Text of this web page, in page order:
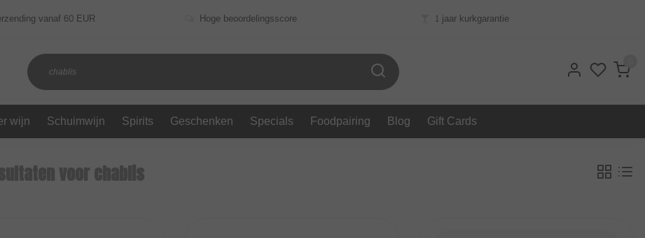
vanaf 60 EUR Hoge beoordelingsscore 1 jaar kurkgarantie
wijn Schuimwijn Spirits Geschenken Specials Foodpairing Blog Gift Cards
voor chablis